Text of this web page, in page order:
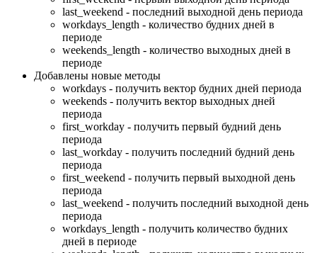
last_weekend - последний выходной день периода
workdays_length - количество будних дней в
периоде
weekends_length - количество выходных дней в
периоде
Добавлены новые методы
workdays - получить вектор будних дней периода
weekends - получить вектор выходных дней
периода
first_workday - получить первый будний день
периода
last_workday - получить последний будний день
периода
first_weekend - получить первый выходной день
периода
last_weekend - получить последний выходной день
периода
workdays_length - получить количество будних
дней в периоде